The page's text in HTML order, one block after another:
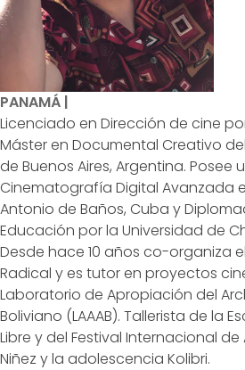
PANAMÁ |
Licenciado en Dirección de cine
Máster en Documental Creativo
de Buenos Aires, Argentina. Posee
Cinematografía Digital Avanzada
Antonio de Baños, Cuba y
Educación por la Universidad de
Desde hace 10 años co-organiza
Radical y es tutor en proyectos
Laboratorio de Apropiación del
Boliviano (LAAAB). Tallerista de la
Libre y del Festival Internacional
Niñez y la adolescencia Kolibri.